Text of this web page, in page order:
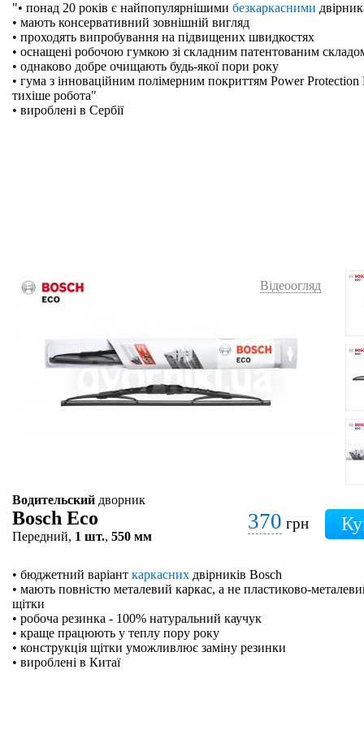
"• понад 20 років є найпопулярнішими безкаркасними
• мають консервативний зовнішній вигляд
• проходять випробування на підвищених швидкостях
• оснащені робочою гумкою зі складним патентованим
• однаково добре очищають будь-якої пори року
• гума з інноваційним полімерним покриттям Power
тихіше робота"
• вироблені в Сербії
Відеоогляд
Водительский дворник
Bosch Eco
Передний, 1 шт., 550 мм
370 грн
• бюджетний варіант каркасних двірників Bosch
• мають повністю металевий каркас, а не пластиково-
щітки
• робоча резинка - 100% натуральний каучук
• краще працюють у теплу пору року
• конструкція щітки уможливлює заміну резинки
• вироблені в Китаї